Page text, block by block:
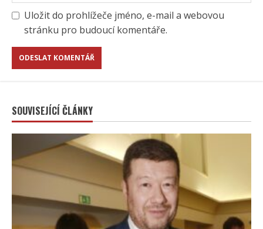
Uložit do prohlížeče jméno, e-mail a webovou
stránku pro budoucí komentáře.
SOUVISEJÍCÍ ČLÁNKY